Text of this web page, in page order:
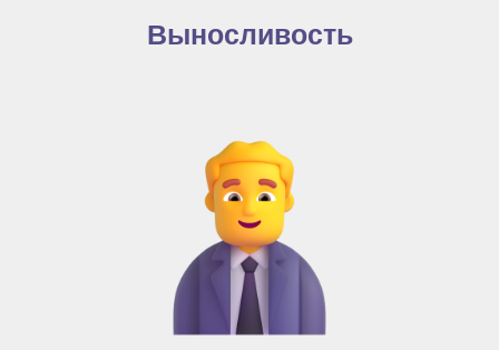
Выносливость